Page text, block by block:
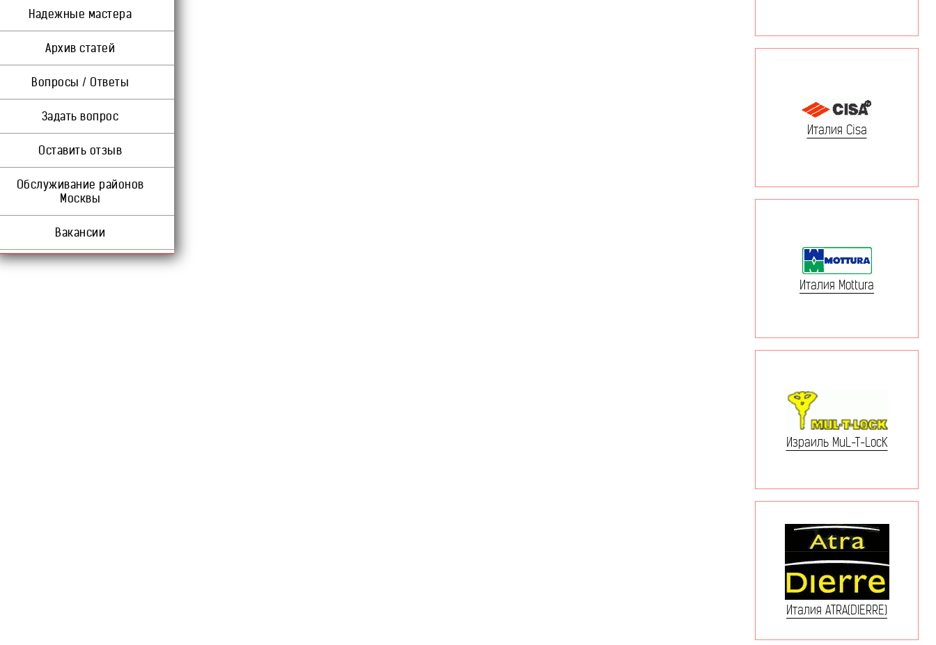
Надежные мастера
Архив статей
Вопросы / Ответы
Задать вопрос
Оставить отзыв
Обслуживание районов
Москвы
Вакансии
Италия Cisa
Италия Mottura
Израиль MuL-T-LocK
Италия ATRA(DIERRE)